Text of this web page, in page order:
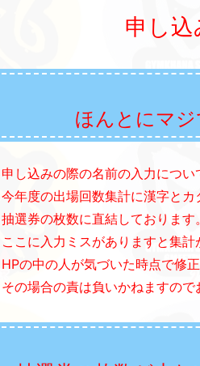
申し
ほんとにマ
申し込みの際の名前の入力につい
今年度の出場回数集計に漢字と
抽選券の枚数に直結しております。
ここに入力ミスがありますと集
HPの中の人が気づいた時点で修
その場合の責は負いかねますので